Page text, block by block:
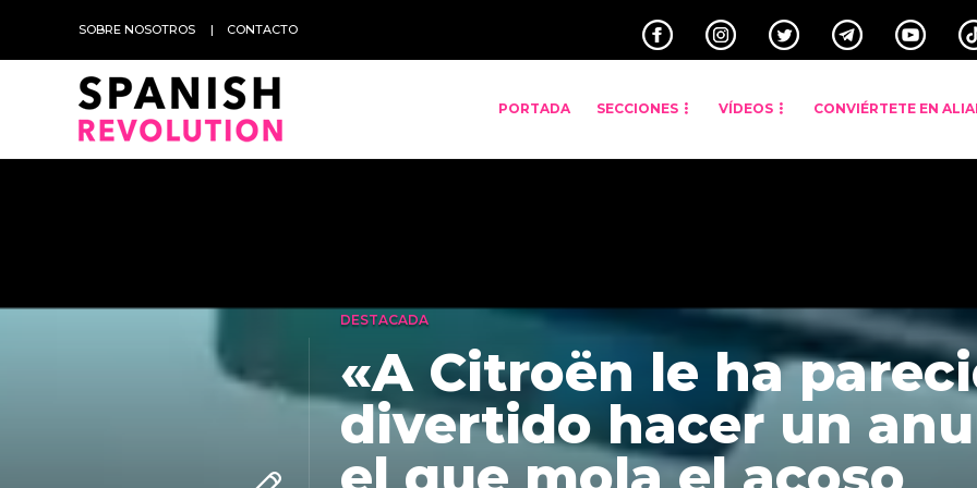
SOBRE NOSOTROS CONTACTO
PORTADA SECCIONES VÍDEOS CONVIÉRTETE EN
DESTACADA
«A Citroën le ha
divertido hacer un